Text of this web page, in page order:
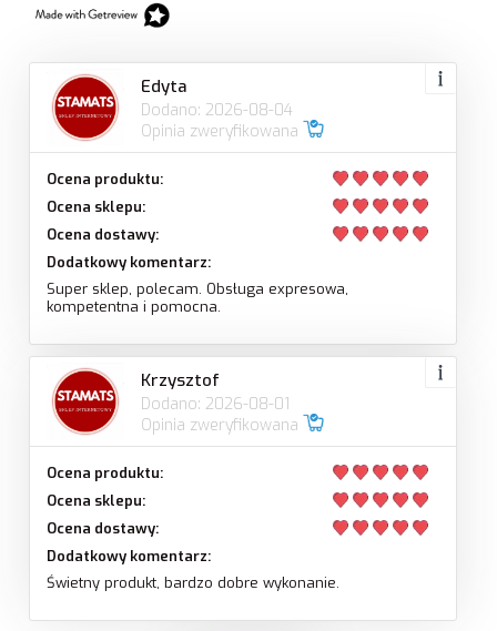
Edyta
Dodano: 2026-08-04
Opinia zweryfikowana
Ocena produktu:
Ocena sklepu:
Ocena dostawy:
Dodatkowy komentarz:
Super sklep, polecam. Obsługa expresowa,
kompetentna i pomocna.
Krzysztof
Dodano: 2026-08-01
Opinia zweryfikowana
Ocena produktu:
Ocena sklepu:
Ocena dostawy:
Dodatkowy komentarz:
Świetny produkt, bardzo dobre wykonanie.